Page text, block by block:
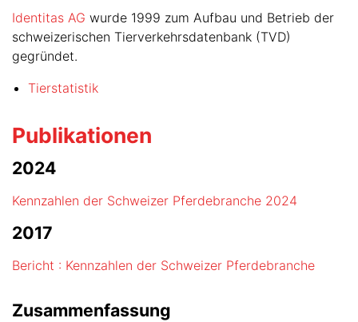
Identitas AG wurde 1999 zum Aufbau und Betrieb der
schweizerischen Tierverkehrsdatenbank (TVD)
gegründet.
Tierstatistik
Publikationen
2024
Kennzahlen der Schweizer Pferdebranche 2024
2017
Bericht : Kennzahlen der Schweizer Pferdebranche
Zusammenfassung